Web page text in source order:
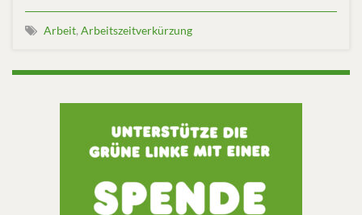
Arbeit, Arbeitszeitverkürzung